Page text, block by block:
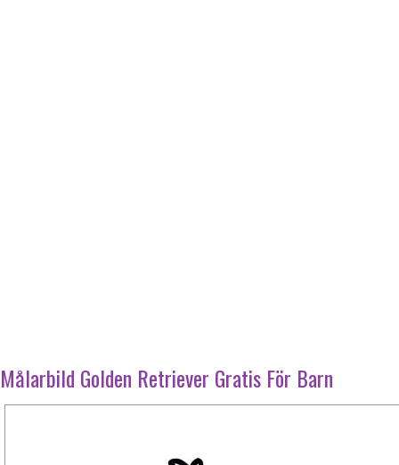
Målarbild Golden Retriever Gratis För Barn